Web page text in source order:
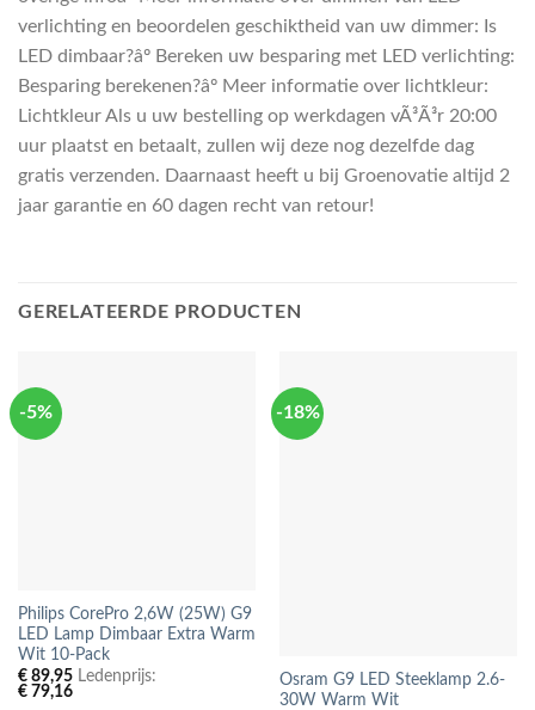
verlichting en beoordelen geschiktheid van uw dimmer: Is
LED dimbaar?âº Bereken uw besparing met LED verlichting:
Besparing berekenen?âº Meer informatie over lichtkleur:
Lichtkleur Als u uw bestelling op werkdagen vÃ³Ã³r 20:00
uur plaatst en betaalt, zullen wij deze nog dezelfde dag
gratis verzenden. Daarnaast heeft u bij Groenovatie altijd 2
jaar garantie en 60 dagen recht van retour!
GERELATEERDE PRODUCTEN
-5%
Philips CorePro 2,6W (25W) G9
LED Lamp Dimbaar Extra Warm
Wit 10-Pack
€89,95Ledenprijs:
€79,16
-18%
Osram G9 LED Steeklamp 2.6-
30W Warm Wit